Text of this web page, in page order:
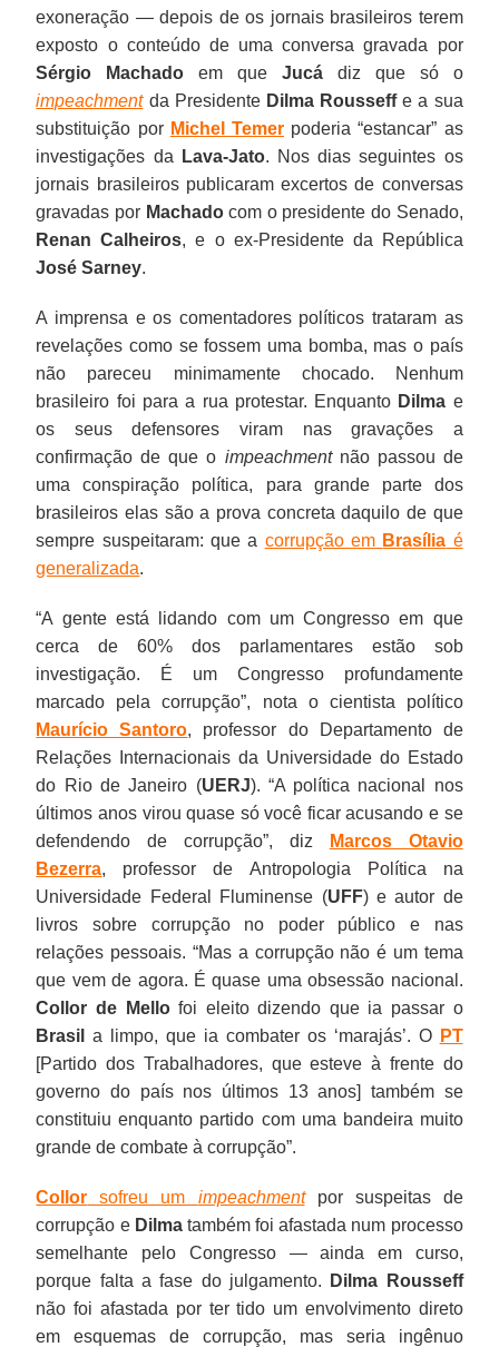
exoneração — depois de os jornais brasileiros terem
exposto o conteúdo de uma conversa gravada por
Sérgio Machado em queJucá diz que só o
impeachmentda Presidente Dilma Rousseffe a sua
substituição por Michel Temer poderia “estancar” as
investigações da
Lava-Jato. Nos dias seguintes os
jornais brasileiros publicaram excertos de conversas
gravadas por Machadocom o presidente do Senado,
Renan Calheiros, e o ex-Presidente da República
José Sarney.
A imprensa e os comentadores políticos trataram as
revelações como se fossem uma bomba, mas o país
não pareceu minimamente chocado. Nenhum
brasileiro foi para a rua protestar. Enquanto Dilma e
os seus defensores viram nas gravações a
confirmação de que o impeachmentnão passou de
uma conspiração política, para grande parte dos
brasileiros elas são a prova concreta daquilo de que
sempre suspeitaram: que a corrupção em Brasília é
generalizada.
“A gente está lidando com um Congresso em que
cerca de 60% dos parlamentares estão sob
investigação. É um Congresso profundamente
marcado pela corrupção”, nota o cientista político
Maurício Santoro, professor do Departamento de
Relações Internacionais da Universidade do Estado
do Rio de Janeiro (UERJ). “A política nacional nos
últimos anos virou quase só você ficar acusando e se
defendendo de corrupção”, diz
Marcos Otavio
Bezerra, professor de Antropologia Política na
Universidade Federal Fluminense (UFF) e autor de
livros sobre corrupção no poder público e nas
relações pessoais. “Mas a corrupção não é um tema
que vem de agora. É quase uma obsessão nacional.
Collor de Mellofoi eleito dizendo que ia passar o
Brasil
a limpo, que ia combater os ‘marajás’. O PT
[Partido dos Trabalhadores, que esteve à frente do
governo do país nos últimos 13 anos] também se
constituiu enquanto partido com uma bandeira muito
grande de combate à corrupção”.
Collor sofreu um impeachmentpor suspeitas de
corrupção e Dilmatambém foi afastada num processo
semelhante pelo Congresso — ainda em curso,
porque falta a fase do julgamento.
Dilma Rousseff
não foi afastada por ter tido um envolvimento direto
em esquemas de corrupção, mas seria ingênuo